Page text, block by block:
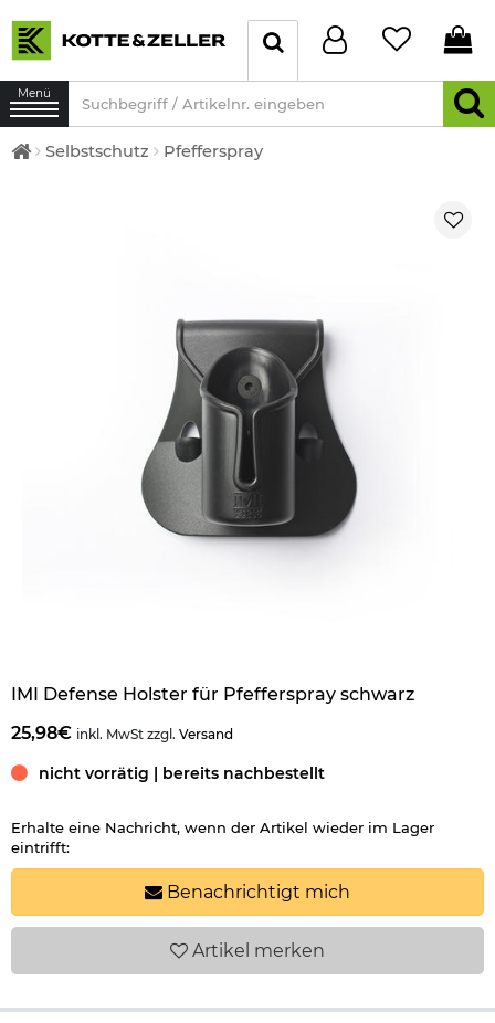
Menü
Selbstschutz Pfefferspray
IMI Defense Holster für Pfefferspray schwarz
25,98€ inkl. MwSt zzgl. Versand
nicht vorrätig | bereits nachbestellt
Erhalte eine Nachricht, wenn der Artikel wieder im Lager
eintrifft:
Benachrichtigt mich
Artikel merken